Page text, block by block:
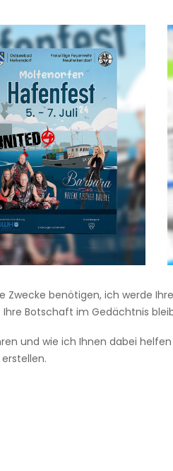
benötigen, ich werde
Botschaft im Gedächtnis
und wie ich Ihnen dabei helfen